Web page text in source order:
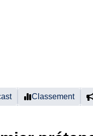
Classement